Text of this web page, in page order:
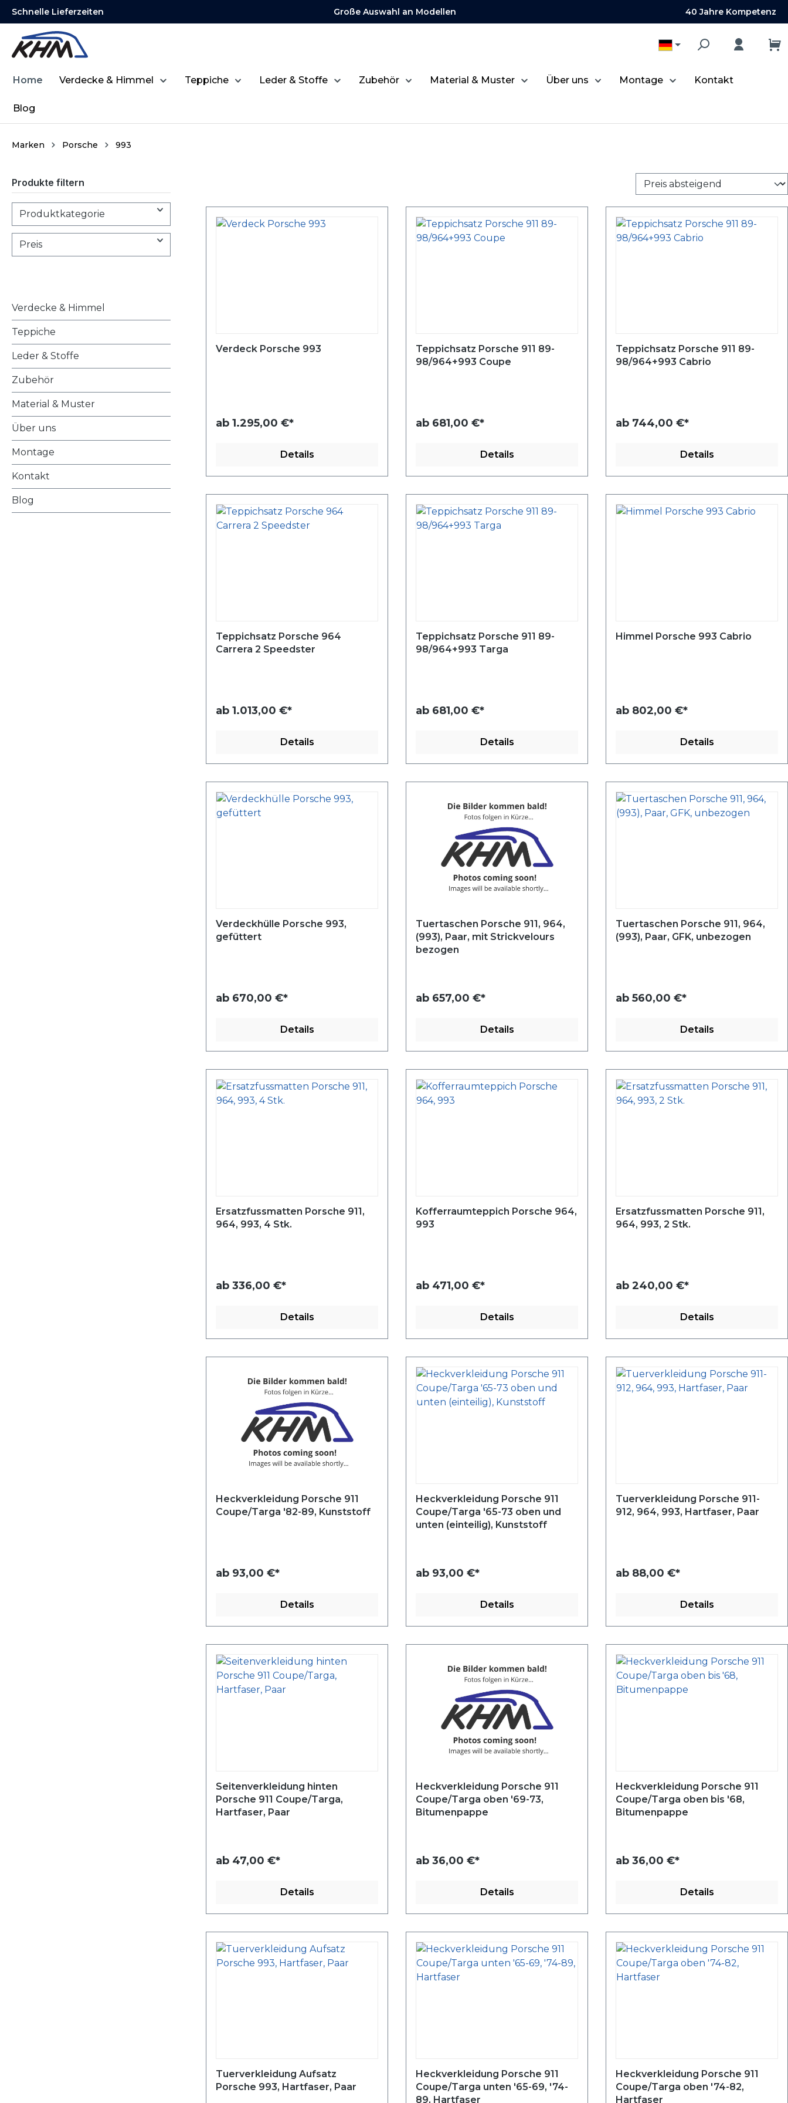
Zur Hauptnavigation springen
Schnelle Lieferzeiten Große Auswahl an Modellen 40 Jahre Kompetenz
Home Verdecke & Himmel Teppiche Leder & Stoffe Zubehör Material & Muster Über uns Montage Kontakt
Blog
Marken Porsche 993
Produkte filtern
Produktkategorie
Preis
Verdecke & Himmel
Teppiche
Leder & Stoffe
Zubehör
Material & Muster
Über uns
Montage
Kontakt
Blog
Verdeck Porsche 993
ab 1.295,00 €*
Details
Teppichsatz Porsche 911 89-
98/964+993 Coupe
ab 681,00 €*
Details
Teppichsatz Porsche 911 89-
98/964+993 Cabrio
ab 744,00 €*
Details
Teppichsatz Porsche 964
Carrera 2 Speedster
ab 1.013,00 €*
Details
Teppichsatz Porsche 911 89-
98/964+993 Targa
ab 681,00 €*
Details
Himmel Porsche 993 Cabrio
ab 802,00 €*
Details
Verdeckhülle Porsche 993,
gefüttert
ab 670,00 €*
Details
Tuertaschen Porsche 911, 964,
(993), Paar, mit Strickvelours
bezogen
ab 657,00 €*
Details
Tuertaschen Porsche 911, 964,
(993), Paar, GFK, unbezogen
ab 560,00 €*
Details
Ersatzfussmatten Porsche 911,
964, 993, 4 Stk.
ab 336,00 €*
Details
Kofferraumteppich Porsche 964,
993
ab 471,00 €*
Details
Ersatzfussmatten Porsche 911,
964, 993, 2 Stk.
ab 240,00 €*
Details
Heckverkleidung Porsche 911
Coupe/Targa '82-89, Kunststoff
ab 93,00 €*
Details
Heckverkleidung Porsche 911
Coupe/Targa '65-73 oben und
unten (einteilig), Kunststoff
ab 93,00 €*
Details
Tuerverkleidung Porsche 911-
912, 964, 993, Hartfaser, Paar
ab 88,00 €*
Details
Seitenverkleidung hinten
Porsche 911 Coupe/Targa,
Hartfaser, Paar
ab 47,00 €*
Details
Heckverkleidung Porsche 911
Coupe/Targa oben '69-73,
Bitumenpappe
ab 36,00 €*
Details
Heckverkleidung Porsche 911
Coupe/Targa oben bis '68,
Bitumenpappe
ab 36,00 €*
Details
Tuerverkleidung Aufsatz
Porsche 993, Hartfaser, Paar
Heckverkleidung Porsche 911
Coupe/Targa unten '65-69, '74-
89, Hartfaser
Heckverkleidung Porsche 911
Coupe/Targa oben '74-82,
Hartfaser